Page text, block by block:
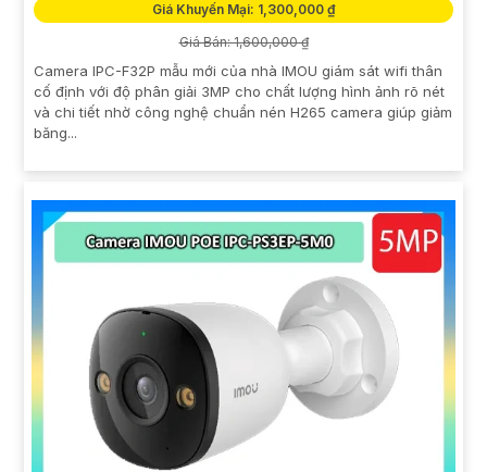
Giá Khuyến Mại: 1,300,000 ₫
Giá Bán: 1,600,000 ₫
Camera IPC-F32P mẫu mới của nhà IMOU giám sát wifi thân
cố định với độ phân giải 3MP cho chất lượng hình ảnh rõ nét
và chi tiết nhờ công nghệ chuẩn nén H265 camera giúp giảm
băng...